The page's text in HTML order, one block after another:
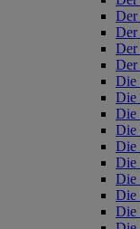
Der
Der
Der
Der
Die
Die
Die
Die
Die
Die
Die
Die
Die